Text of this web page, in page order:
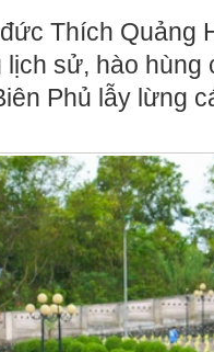
Thích Quảng
lịch sử, hào hùng
Phủ lẫy lừng